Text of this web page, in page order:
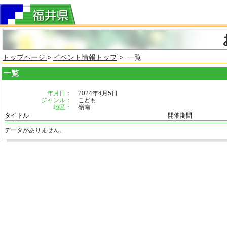
トップページ > イベント情報トップ> 一覧
一覧
年月日：
2024年4月5日
ジャンル：
こども
地区：
嶺南
タイトル
開催期間
データがありません。